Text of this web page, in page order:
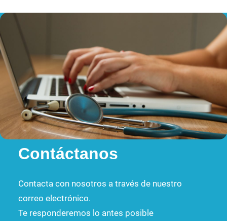
Contáctanos
Contacta con nosotros a través de nuestro
correo electrónico.
Te responderemos lo antes posible